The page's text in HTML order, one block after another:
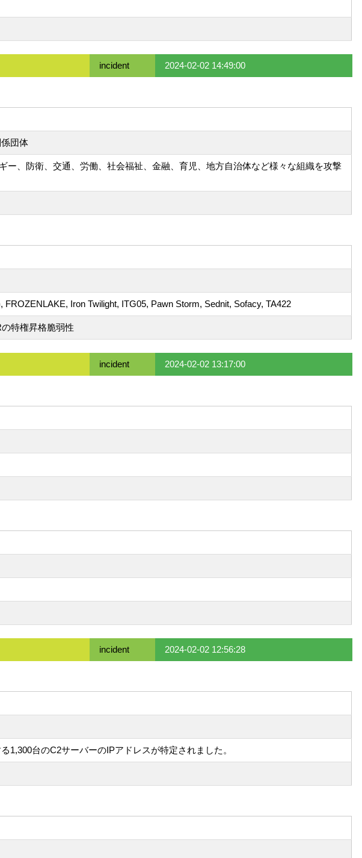
incident 2024-02-02 14:49:00
団体
、防衛、交通、労働、社会福祉、金融、育児、地方自治体など様々な組織を攻撃
Iron Twilight, ITG05, Pawn Storm, Sednit, Sofacy, TA422
特権昇格脆弱性
incident 2024-02-02 13:17:00
incident 2024-02-02 12:56:28
台のC2サーバーのIPアドレスが特定されました。